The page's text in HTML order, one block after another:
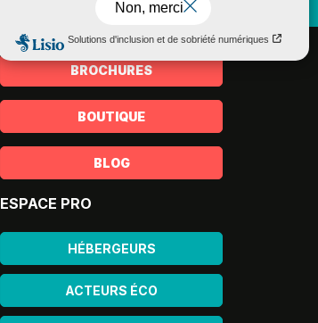
BROCHURES
BOUTIQUE
BLOG
ESPACE PRO
HÉBERGEURS
ACTEURS ÉCO